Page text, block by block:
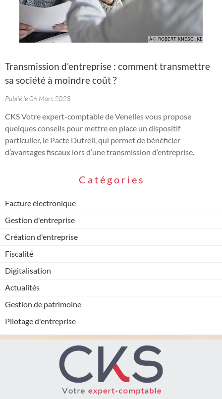
Transmission d’entreprise : comment transmettre
sa société à moindre coût ?
Publié le 06 Mars 2023
CKS Votre expert-comptable de Venelles vous propose
quelques conseils pour mettre en place un dispositif
particulier, le Pacte Dutreil, qui permet de bénéficier
d’avantages fiscaux lors d’une transmission d’entreprise.
C a té go r i es
Facture électronique
Gestion d'entreprise
Création d'entreprise
Fiscalité
Digitalisation
Actualités
Gestion de patrimoine
Pilotage d'entreprise